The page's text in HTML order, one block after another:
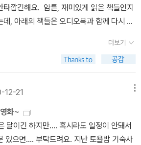
타깝긴해요. 암튼, 재미있게 읽은 책들인지
, 아래의 책들은 오디오북과 함께 다시 한
Saga 한동안 영어책을 읽지 않았
는 영어책보다는 전자책에 빠져있었던것
니가 이 책 너무 재미있다며 추천해줘서 빌
서 나머지 2~4권도 먼저 구매해 다 읽은
주었던 책이었답니다. 1권은 구매하지 않
싶이해서 받아 짝을 맞추었는데, 그후에
못해 결국 제가 한번 더 구매했답니다.ㅎ
더보기
12-21
화~
달이긴 하지만.... 혹시라도 일정이 안돼서
있으면.... 부탁드려요. 지난 토욜밤 기숙사